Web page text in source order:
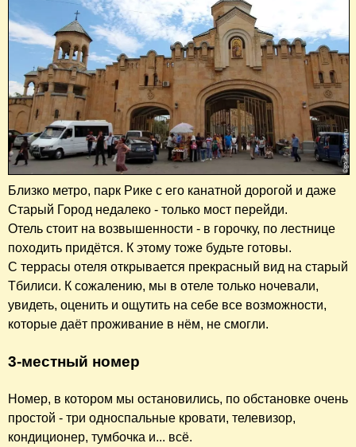
Близко метро, парк Рике с его канатной дорогой и даже
Старый Город недалеко - только мост перейди.
Отель стоит на возвышенности - в горочку, по лестнице
походить придётся. К этому тоже будьте готовы.
С террасы отеля открывается прекрасный вид на старый
Тбилиси. К сожалению, мы в отеле только ночевали,
увидеть, оценить и ощутить на себе все возможности,
которые даёт проживание в нём, не смогли.
3-местный номер
Номер, в котором мы остановились, по обстановке очень
простой - три односпальные кровати, телевизор,
кондиционер, тумбочка и... всё.